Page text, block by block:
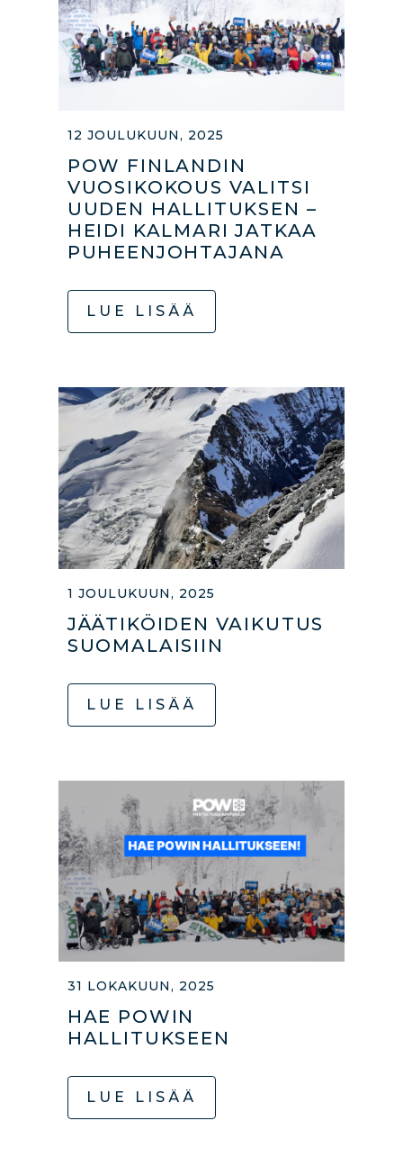
12 JOULUKUUN, 2025
POW FINLANDIN
VUOSIKOKOUS VALITSI
UUDEN HALLITUKSEN –
HEIDI KALMARI JATKAA
PUHEENJOHTAJANA
LUE LISÄÄ
1 JOULUKUUN, 2025
JÄÄTIKÖIDEN VAIKUTUS
SUOMALAISIIN
LUE LISÄÄ
31 LOKAKUUN, 2025
HAE POWIN
HALLITUKSEEN
LUE LISÄÄ